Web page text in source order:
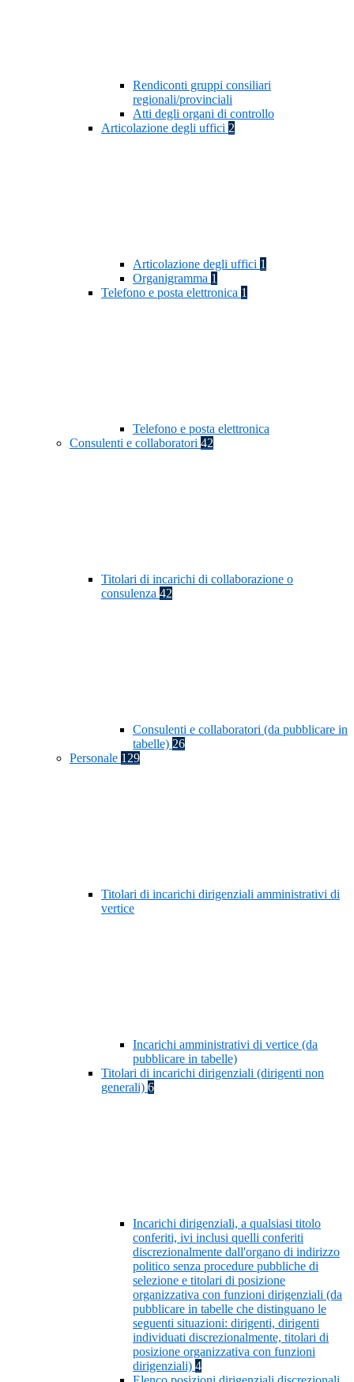
Rendiconti gruppi consiliari
regionali/provinciali
Atti degli organi di controllo
Articolazione degli uffici 2
Articolazione degli uffici 1
Organigramma 1
Telefono e posta elettronica 1
Telefono e posta elettronica
Consulenti e collaboratori 42
Titolari di incarichi di collaborazione o
consulenza 42
Consulenti e collaboratori (da pubblicare in
tabelle) 26
Personale 129
Titolari di incarichi dirigenziali amministrativi di
vertice
Incarichi amministrativi di vertice (da
pubblicare in tabelle)
Titolari di incarichi dirigenziali (dirigenti non
generali) 6
Incarichi dirigenziali, a qualsiasi titolo
conferiti, ivi inclusi quelli conferiti
discrezionalmente dall'organo di indirizzo
politico senza procedure pubbliche di
selezione e titolari di posizione
organizzativa con funzioni dirigenziali (da
pubblicare in tabelle che distinguano le
seguenti situazioni: dirigenti, dirigenti
individuati discrezionalmente, titolari di
posizione organizzativa con funzioni
dirigenziali) 4